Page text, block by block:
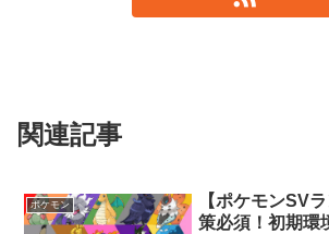
関連記事
ポケモン
【ポケモンSV
策必須！初期環